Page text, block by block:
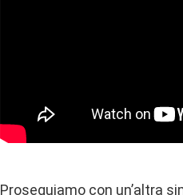
Proseguiamo con un’altra